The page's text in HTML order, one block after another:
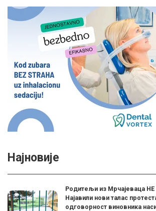
Најновије
Родитељи из Мрчајеваца
Најавили нови талас
одговорност виновника